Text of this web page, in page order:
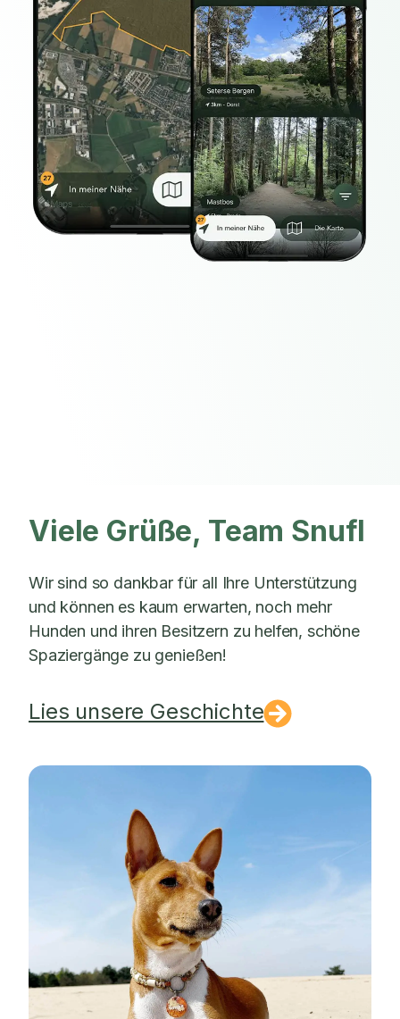
Viele Grüße, Team Snufl
Wir sind so dankbar für all Ihre Unterstützung
und können es kaum erwarten, noch mehr
Hunden und ihren Besitzern zu helfen, schöne
Spaziergänge zu genießen!
Lies unsere Geschichte